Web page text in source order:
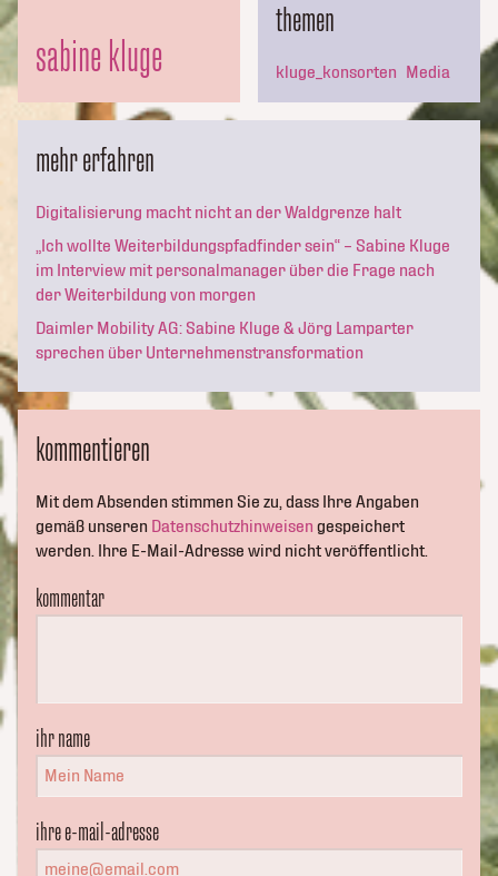
sabine kluge
themen
kluge_konsorten Media
mehr erfahren
Digitalisierung macht nicht an der Waldgrenze halt
„Ich wollte Weiterbildungspfadfinder sein“ – Sabine Kluge
im Interview mit personalmanager über die Frage nach
der Weiterbildung von morgen
Daimler Mobility AG: Sabine Kluge & Jörg Lamparter
sprechen über Unternehmenstransformation
kommentieren
Mit dem Absenden stimmen Sie zu, dass Ihre Angaben
gemäß unseren Datenschutzhinweisen gespeichert
werden. Ihre E-Mail-Adresse wird nicht veröffentlicht.
kommentar
ihr name
ihre e-mail-adresse